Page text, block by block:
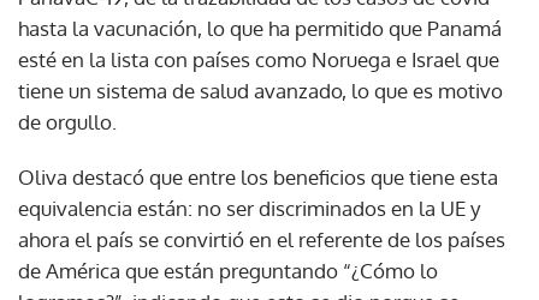
hasta la vacunación, lo que ha permitido que Panamá
esté en la lista con países como Noruega e Israel que
tiene un sistema de salud avanzado, lo que es motivo
de orgullo.
Oliva destacó que entre los beneficios que tiene esta
equivalencia están: no ser discriminados en la UE y
ahora el país se convirtió en el referente de los países
de América que están preguntando “¿Cómo lo